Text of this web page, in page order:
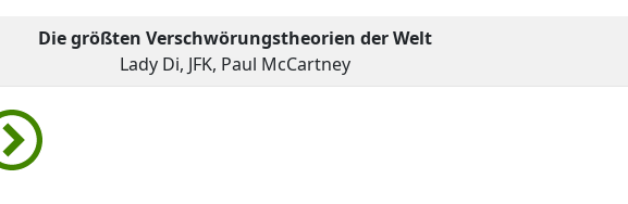
Die größten Verschwörungstheorien der Welt
Lady Di, JFK, Paul McCartney